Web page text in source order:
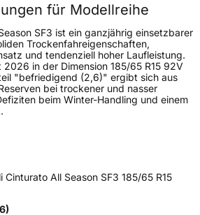
190 km/h
für Modellreihe
SF3 ist ein ganzjährig einsetzbarer
Trockenfahreigenschaften,
und tendenziell hoher Laufleistung.
2026 in der Dimension 185/65 R15 92V
"befriedigend (2,6)" ergibt sich aus
bei trockener und nasser
beim Winter-Handling und einem
Cinturato All Season SF3 185/65 R15